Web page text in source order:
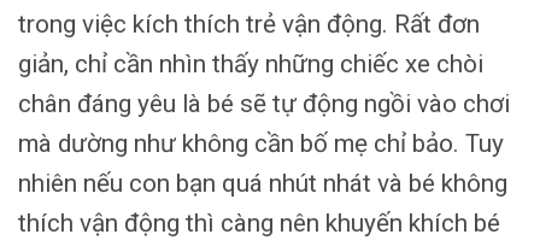
trong việc kích thích trẻ vận động. Rất đơn
giản, chỉ cần nhìn thấy những chiếc xe chòi
chân đáng yêu là bé sẽ tự động ngồi vào chơi
mà dường như không cần bố mẹ chỉ bảo. Tuy
nhiên nếu con bạn quá nhút nhát và bé không
thích vận động thì càng nên khuyến khích bé